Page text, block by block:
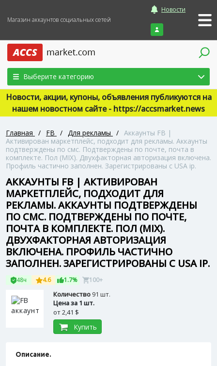
Магазин аккаунтов социальных сетей
Новости
Войти
Выберите категорию
Новости, акции, купоны, объявления публикуются на
нашем новостном сайте - https://accsmarket.news
Главная / FB / Для рекламы / Аккаунты FB |
Активирован маркетплейс, подходит для рекламы. Аккаунты
подтверждены по смс. Подтверждены по почте, почта в
комплекте. Пол (MIX). Двухфакторная авторизация включена.
Профиль частично заполнен. Зарегистрированы с USA ip.
АККАУНТЫ FB | АКТИВИРОВАН
МАРКЕТПЛЕЙС, ПОДХОДИТ ДЛЯ
РЕКЛАМЫ. АККАУНТЫ ПОДТВЕРЖДЕНЫ
ПО СМС. ПОДТВЕРЖДЕНЫ ПО ПОЧТЕ,
ПОЧТА В КОМПЛЕКТЕ. ПОЛ (MIX).
ДВУХФАКТОРНАЯ АВТОРИЗАЦИЯ
ВКЛЮЧЕНА. ПРОФИЛЬ ЧАСТИЧНО
ЗАПОЛНЕН. ЗАРЕГИСТРИРОВАНЫ С USA IP.
48ч 4.6 1.7% 100+
Количество 91 шт.
Цена за 1 шт.
от2,41 $
Купить
Описание.